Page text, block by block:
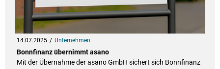
14.07.2025 Unternehmen
Bonnfinanz übernimmt asano
Mit der Übernahme der asano GmbH sichert sich Bonnfinanz